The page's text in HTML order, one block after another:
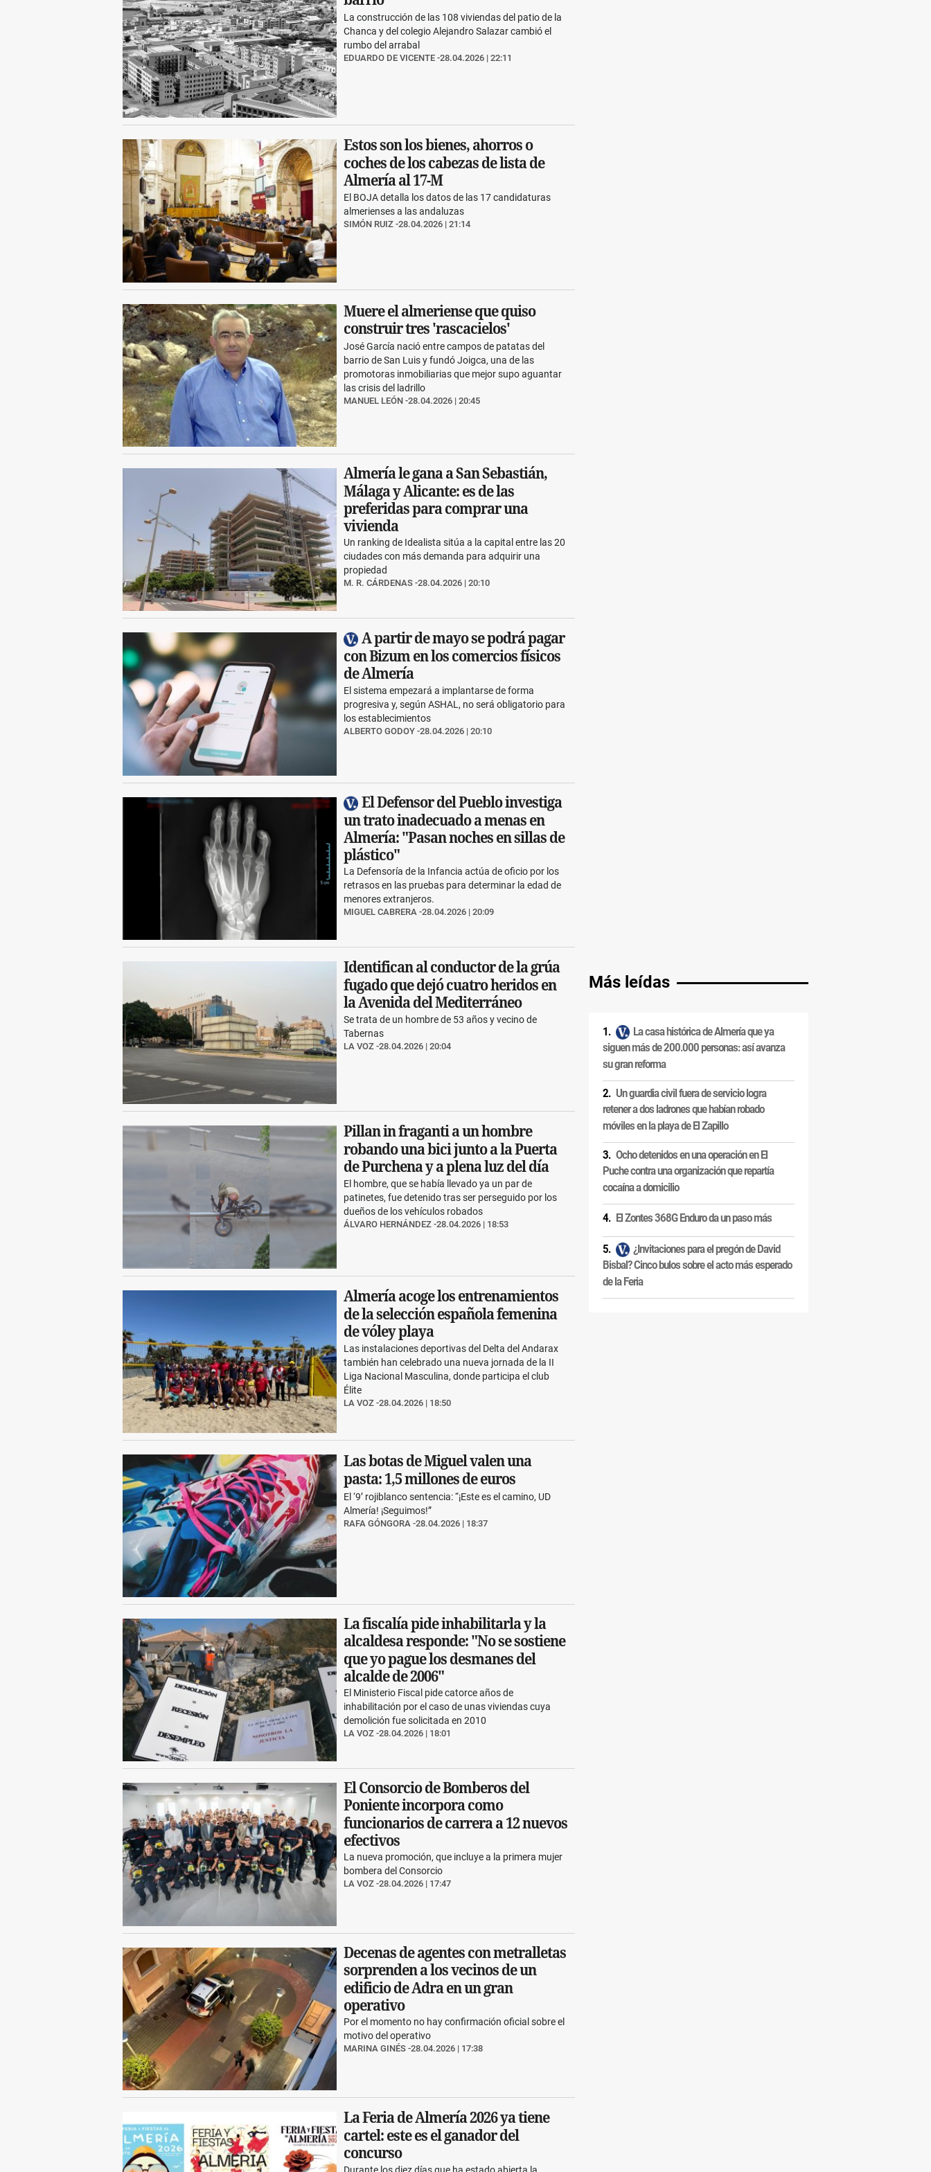
EDUARDO DE VICENTE 28.04.2026 | 22:11
La construcción de las 108 viviendas del patio de la
Chanca y del colegio Alejandro Salazar cambió el
rumbo del arrabal
Estos son los bienes, ahorros o
coches de los cabezas de lista de
Almería al 17-M
SIMÓN RUIZ 28.04.2026 | 21:14
El BOJA detalla los datos de las 17 candidaturas
almerienses a las andaluzas
Muere el almeriense que quiso
construir tres 'rascacielos'
MANUEL LEÓN 28.04.2026 | 20:45
José García nació entre campos de patatas del
barrio de San Luis y fundó Joigca, una de las
promotoras inmobiliarias que mejor supo aguantar
las crisis del ladrillo
Almería le gana a San Sebastián,
Málaga y Alicante: es de las
preferidas para comprar una
vivienda
M. R. CÁRDENAS 28.04.2026 | 20:10
Un ranking de Idealista sitúa a la capital entre las 20
ciudades con más demanda para adquirir una
propiedad
A partir de mayo se podrá pagar
con Bizum en los comercios físicos
de Almería
ALBERTO GODOY 28.04.2026 | 20:10
El sistema empezará a implantarse de forma
progresiva y, según ASHAL, no será obligatorio para
los establecimientos
El Defensor del Pueblo investiga
un trato inadecuado a menas en
Almería: "Pasan noches en sillas de
plástico"
MIGUEL CABRERA 28.04.2026 | 20:09
La Defensoría de la Infancia actúa de oficio por los
retrasos en las pruebas para determinar la edad de
menores extranjeros.
Identifican al conductor de la grúa
fugado que dejó cuatro heridos en
la Avenida del Mediterráneo
LA VOZ 28.04.2026 | 20:04
Se trata de un hombre de 53 años y vecino de
Tabernas
Pillan in fraganti a un hombre
robando una bici junto a la Puerta
de Purchena y a plena luz del día
ÁLVARO HERNÁNDEZ 28.04.2026 | 18:53
El hombre, que se había llevado ya un par de
patinetes, fue detenido tras ser perseguido por los
dueños de los vehículos robados
Almería acoge los entrenamientos
de la selección española femenina
de vóley playa
LA VOZ 28.04.2026 | 18:50
Las instalaciones deportivas del Delta del Andarax
también han celebrado una nueva jornada de la II
Liga Nacional Masculina, donde participa el club
Élite
Las botas de Miguel valen una
pasta: 1,5 millones de euros
RAFA GÓNGORA 28.04.2026 | 18:37
El ‘9’ rojiblanco sentencia: “¡Este es el camino, UD
Almería! ¡Seguimos!”
La fiscalía pide inhabilitarla y la
alcaldesa responde: "No se sostiene
que yo pague los desmanes del
alcalde de 2006"
LA VOZ 28.04.2026 | 18:01
El Ministerio Fiscal pide catorce años de
inhabilitación por el caso de unas viviendas cuya
demolición fue solicitada en 2010
El Consorcio de Bomberos del
Poniente incorpora como
funcionarios de carrera a 12 nuevos
efectivos
LA VOZ 28.04.2026 | 17:47
La nueva promoción, que incluye a la primera mujer
bombera del Consorcio
Decenas de agentes con metralletas
sorprenden a los vecinos de un
edificio de Adra en un gran
operativo
MARINA GINÉS 28.04.2026 | 17:38
Por el momento no hay confirmación oficial sobre el
motivo del operativo
La Feria de Almería 2026 ya tiene
cartel: este es el ganador del
concurso
Más leídas
La casa histórica de Almería que ya
siguen más de 200.000 personas: así avanza
su gran reforma
Un guardia civil fuera de servicio logra
retener a dos ladrones que habían robado
móviles en la playa de El Zapillo
Ocho detenidos en una operación en El
Puche contra una organización que repartía
cocaína a domicilio
El Zontes 368G Enduro da un paso más
¿Invitaciones para el pregón de David
Bisbal? Cinco bulos sobre el acto más esperado
de la Feria